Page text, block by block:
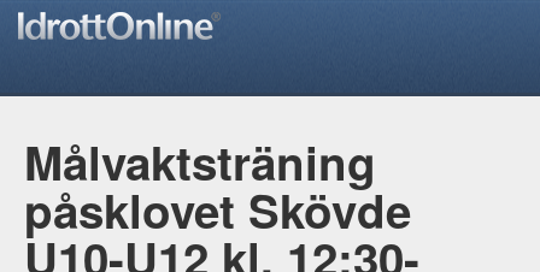
Målvaktsträning
påsklovet Skövde
U10-U12 kl. 12:30-